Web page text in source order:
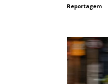
Reportagem -